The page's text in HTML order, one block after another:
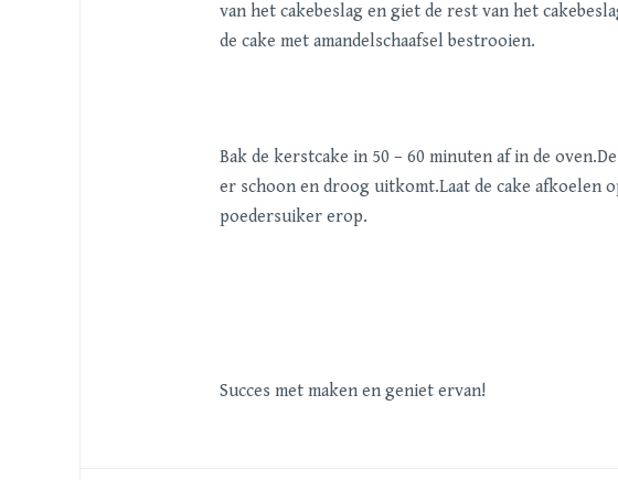
van het cakebeslag en giet de rest van het
de cake met amandelschaafsel bestrooien.
Bak de kerstcake in 50 – 60 minuten af in de
er schoon en droog uitkomt.Laat de cake afkoelen
poedersuiker erop.
Succes met maken en geniet ervan!